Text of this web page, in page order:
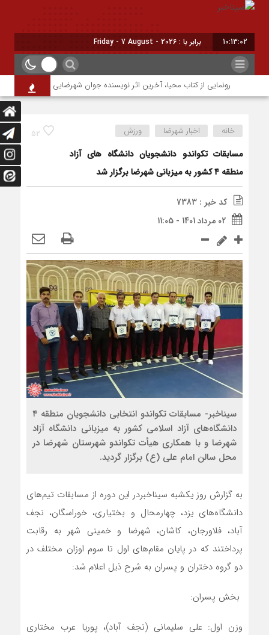
10:13:03 برابر با : Friday - 7 August - 2026
رونمایی از کتاب محیا، آخرین اثر نویسنده جوان شهرضایی ۶۴ میلیارد تومان تسهیلات اشتغالزایی به مددجویان کمیته امداد شهرضا پرداخت شد
52 خانه اخبار شهرضا ورزش
مسابقات تکواندو دانشجویان دانشگاه ‏های آزاد
منطقه ۴ کشور به میزبانی شهرضا برگزار شد
کد خبر : 7383
02 مرداد 1401 - 11:05
سیناخبر- مسابقات تکواندو انتخابی دانشجویان منطقه ۴
دانشگاه‌های آزاد اسلامی کشور به میزبانی دانشگاه آزاد
شهرضا و با همکاری هیأت تکواندو شهرستان شهرضا در
محل سالن امام علی (ع) برگزار گردید.
به گزارش روز یکشبه سیناخبردر این دوره از مسابقات تیم‌های
دانشگاه‌های یزد، چهارمحال و بختیاری، خوراسگان، نجف
آباد، فلاورجان، کاشان، شهرضا و خمینی شهر به رقابت
پرداختند که در پایان مقام‌های اول تا سوم اوزان مختلف در
دو گروه دختران و پسران به شرح ذیل اعلام شد:
بخش پسران:
وزن اول: علی سلیمانی (نجف آباد)، پوریا عرب مختاری